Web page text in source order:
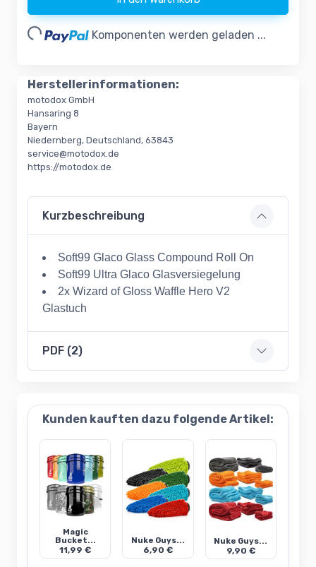
Komponenten werden geladen ...
Herstellerinformationen:
motodox GmbH
Hansaring 8
Bayern
Niedernberg, Deutschland, 63843
service@motodox.de
https://motodox.de
Kurzbeschreibung
Soft99 Glaco Glass Compound Roll On
Soft99 Ultra Glaco Glasversiegelung
2x Wizard of Gloss Waffle Hero V2
Glastuch
PDF (2)
Kunden kauften dazu folgende Artikel:
Magic
Bucket...
11,99 €
Nuke Guys...
6,90 €
Nuke Guys...
9,90 €